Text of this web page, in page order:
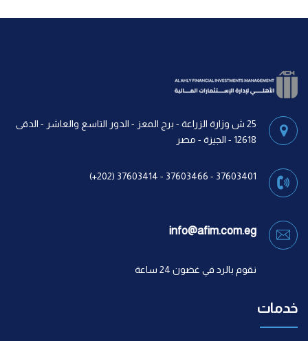
25 ش وزارة الزراعة - برج المعز - الدور التاسع والعاشر - الدقى
12618 - الجيزة - مصر
37603401 - 37603466 - 37603414 (202+)
info@afim.com.eg
نقوم بالرد في غضون 24 ساعة
خدمات